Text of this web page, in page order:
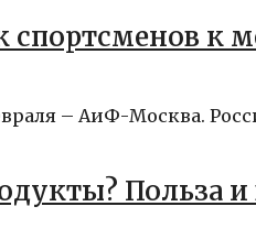
спортсменов к
– АиФ-Москва.
Польза и